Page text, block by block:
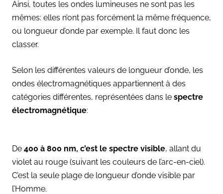
Ainsi, toutes les ondes lumineuses ne sont pas les
mêmes: elles n’ont pas forcément la même fréquence,
ou longueur d’onde par exemple. Il faut donc les
classer.
Selon les différentes valeurs de longueur d’onde, les
ondes électromagnétiques appartiennent à des
catégories différentes, représentées dans le spectre
électromagnétique:
De 400 à 800 nm, c’est le spectre visible, allant du
violet au rouge (suivant les couleurs de l’arc-en-ciel).
C’est la seule plage de longueur d’onde visible par
l’Homme.